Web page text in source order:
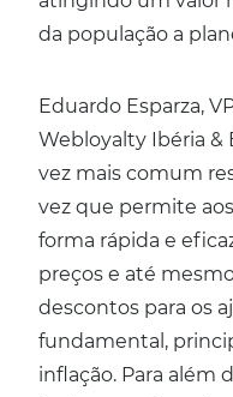
da população a
Eduardo Esparza,
Webloyalty Ibéria &
vez mais comum
vez que permite
forma rápida e
preços e até
descontos para os
fundamental,
inflação. Para além